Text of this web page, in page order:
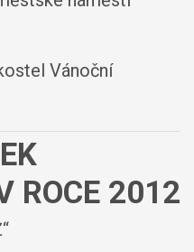
Vánoční
ROCE 2012